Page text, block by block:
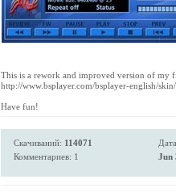
This is a rework and improved version of my
http://www.bsplayer.com/bsplayer-english/
Have fun!
Скачиваний: 114071
Комментариев: 1
Jun